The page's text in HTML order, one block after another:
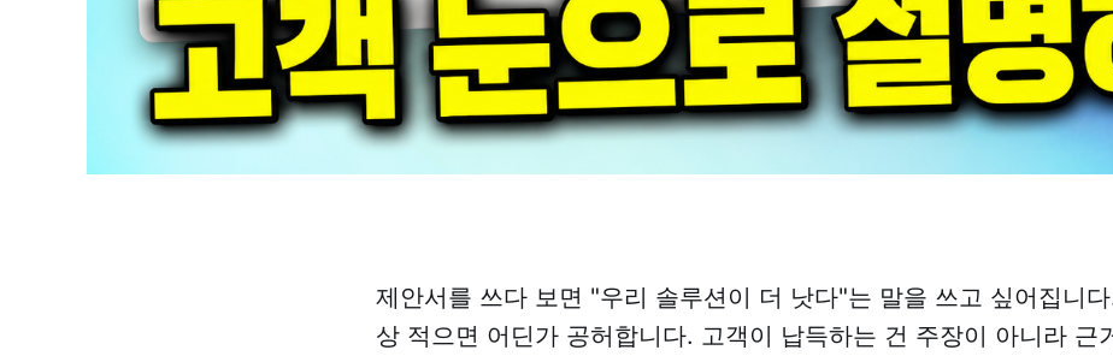
제안서를 쓰다 보면 "우리 솔루션이 더 낫다"는 말을 쓰고 싶어집니
상 적으면 어딘가 공허합니다. 고객이 납득하는 건 주장이 아니라 근